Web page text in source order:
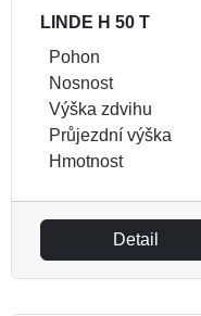
LINDE H 50 T
Pohon
Nosnost
Výška zdvihu
Průjezdní výška
Hmotnost
Detail